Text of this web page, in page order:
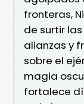
fronteras,
de surtir
alianzas y
sobre el
magia
fortalece